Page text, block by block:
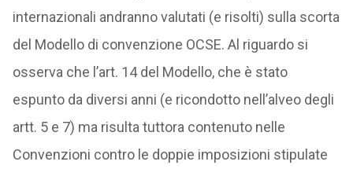
internazionali andranno valutati (e risolti) sulla scorta
del Modello di convenzione OCSE. Al riguardo si
osserva che l’art. 14 del Modello, che è stato
espunto da diversi anni (e ricondotto nell’alveo degli
artt. 5 e 7) ma risulta tuttora contenuto nelle
Convenzioni contro le doppie imposizioni stipulate